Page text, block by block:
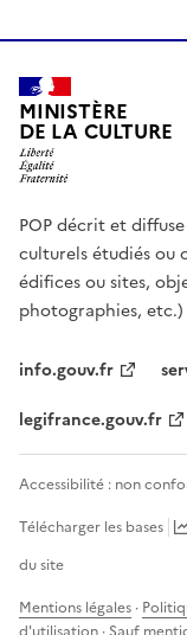
MINISTÈRE
DE LA CULTURE
POP décrit et
culturels étudiés ou
édifices ou sites,
photographies, etc.)
info.gouv.fr
legifrance.gouv.fr
Accessibilité : non
Télécharger les bases
du site
Mentions légales ·